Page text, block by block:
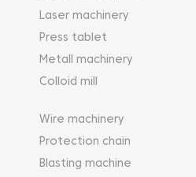
Laser machinery
Press tablet
Metall machinery
Colloid mill
Wire machinery
Protection chain
Blasting machine